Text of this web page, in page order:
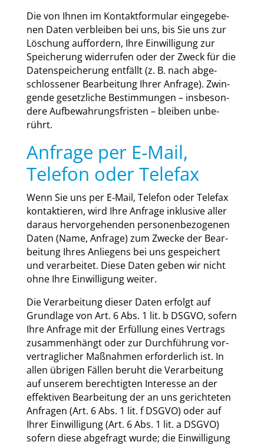
Die von Ihnen im Kon­takt­for­mu­lar ein­ge­ge­be­
nen Daten ver­blei­ben bei uns, bis Sie uns zur
Löschung auf­for­dern, Ihre Ein­wil­li­gung zur
Spei­che­rung wider­ru­fen oder der Zweck für die
Daten­spei­che­rung ent­fällt (z. B. nach abge­
schlos­se­ner Bear­bei­tung Ihrer Anfra­ge). Zwin­
gen­de gesetz­li­che Bestim­mun­gen – ins­be­son­
de­re Auf­be­wah­rungs­fris­ten – blei­ben unbe­
rührt.
Anfrage per E‑Mail,
Telefon oder Telefax
Wenn Sie uns per E‑Mail, Tele­fon oder Tele­fax
kon­tak­tie­ren, wird Ihre Anfra­ge inklu­si­ve aller
dar­aus her­vor­ge­hen­den per­so­nen­be­zo­ge­nen
Daten (Name, Anfra­ge) zum Zwe­cke der Bear­
bei­tung Ihres Anlie­gens bei uns gespei­chert
und ver­ar­bei­tet. Die­se Daten geben wir nicht
ohne Ihre Ein­wil­li­gung wei­ter.
Die Ver­ar­bei­tung die­ser Daten erfolgt auf
Grund­la­ge von Art. 6 Abs. 1 lit. b DSGVO, sofern
Ihre Anfra­ge mit der Erfül­lung eines Ver­trags
zusam­men­hängt oder zur Durch­füh­rung vor­
ver­trag­li­cher Maß­nah­men erfor­der­lich ist. In
allen übri­gen Fäl­len beruht die Ver­ar­bei­tung
auf unse­rem berech­tig­ten Inter­es­se an der
effek­ti­ven Bear­bei­tung der an uns gerich­te­ten
Anfra­gen (Art. 6 Abs. 1 lit. f DSGVO) oder auf
Ihrer Ein­wil­li­gung (Art. 6 Abs. 1 lit. a DSGVO)
sofern die­se abge­fragt wur­de; die Ein­wil­li­gung